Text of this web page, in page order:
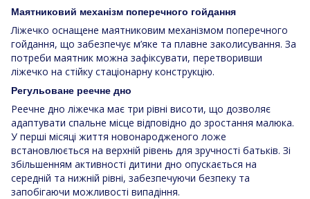
Маятниковий механізм поперечного гойдання
Ліжечко оснащене маятниковим механізмом поперечного
гойдання, що забезпечує м’яке та плавне заколисування. За
потреби маятник можна зафіксувати, перетворивши
ліжечко на стійку стаціонарну конструкцію.
Регульоване реечне дно
Реечне дно ліжечка має три рівні висоти, що дозволяє
адаптувати спальне місце відповідно до зростання малюка.
У перші місяці життя новонародженого ложе
встановлюється на верхній рівень для зручності батьків. Зі
збільшенням активності дитини дно опускається на
середній та нижній рівні, забезпечуючи безпеку та
запобігаючи можливості випадіння.